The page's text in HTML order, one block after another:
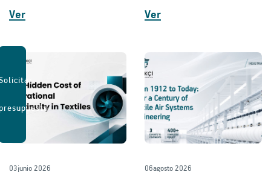
Ver
Ver
03junio 2026 06agosto 2026